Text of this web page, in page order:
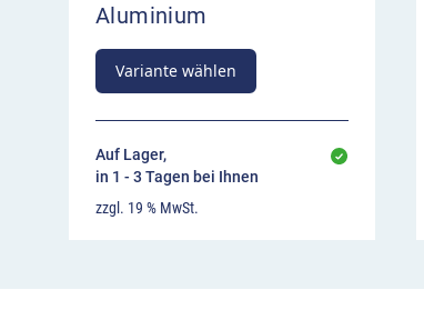
Aluminium
Variante wählen
Auf Lager,
in 1 - 3 Tagen bei Ihnen
zzgl. 19 % MwSt.